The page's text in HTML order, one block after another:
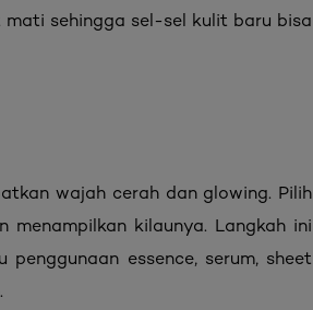
sehingga sel-sel kulit baru bisa
wajah cerah dan glowing. Pilih
kilaunya. Langkah ini
essence, serum, sheet